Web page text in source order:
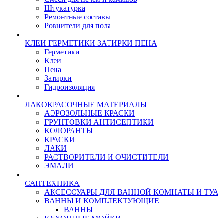
Штукатурка
Ремонтные составы
Ровнители для пола
КЛЕИ ГЕРМЕТИКИ ЗАТИРКИ ПЕНА
Герметики
Клеи
Пена
Затирки
Гидроизоляция
ЛАКОКРАСОЧНЫЕ МАТЕРИАЛЫ
АЭРОЗОЛЬНЫЕ КРАСКИ
ГРУНТОВКИ АНТИСЕПТИКИ
КОЛОРАНТЫ
КРАСКИ
ЛАКИ
РАСТВОРИТЕЛИ И ОЧИСТИТЕЛИ
ЭМАЛИ
САНТЕХНИКА
АКСЕССУАРЫ ДЛЯ ВАННОЙ КОМНАТЫ И
ВАННЫ И КОМПЛЕКТУЮЩИЕ
ВАННЫ